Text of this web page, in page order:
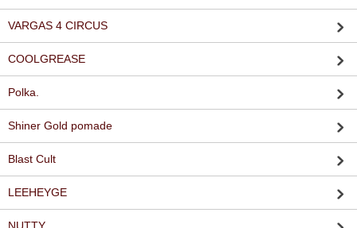
VARGAS 4 CIRCUS
COOLGREASE
Polka.
Shiner Gold pomade
Blast Cult
LEEHEYGE